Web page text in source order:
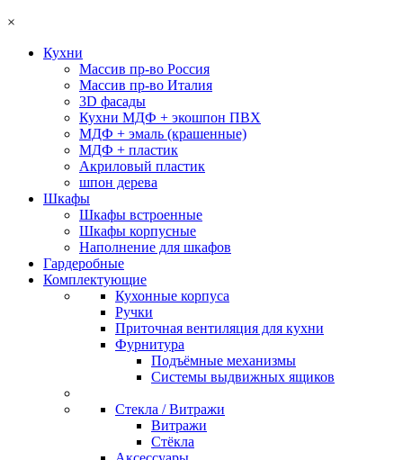
×
Кухни
Массив пр-во Россия
Массив пр-во Италия
3D фасады
Кухни МДФ + экошпон ПВХ
МДФ + эмаль (крашенные)
МДФ + пластик
Акриловый пластик
шпон дерева
Шкафы
Шкафы встроенные
Шкафы корпусные
Наполнение для шкафов
Гардеробные
Комплектующие
Кухонные корпуса
Ручки
Приточная вентиляция для кухни
Фурнитура
Подъёмные механизмы
Системы выдвижных ящиков
Стекла / Витражи
Витражи
Стёкла